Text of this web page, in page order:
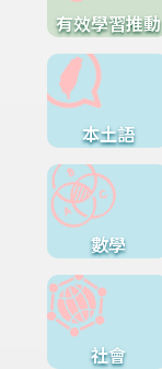
有效學習推動
本土語
數學
社會